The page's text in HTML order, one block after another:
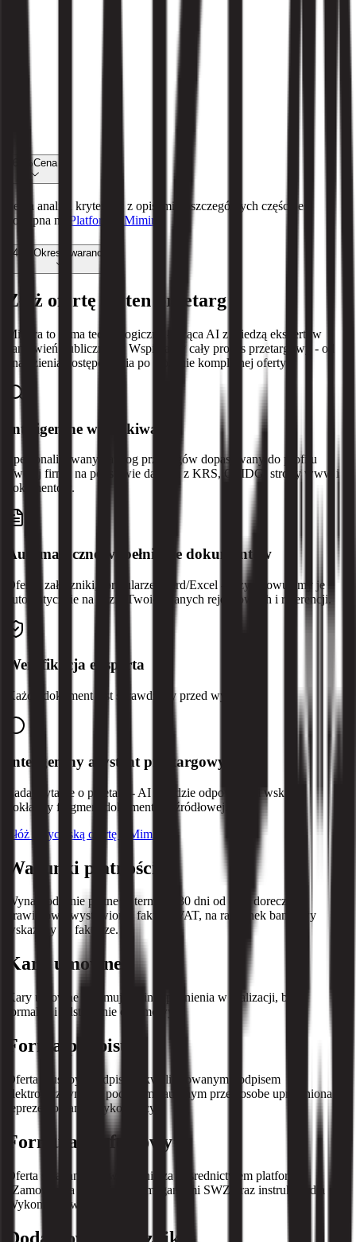
%Cena
Pełna analiza kryteriów z opisami poszczególnych części jest
dostępna na
Platformie Mimira
40 Okres gwarancji
Złóż ofertę na ten przetarg
Mimira to firma technologiczna łącząca AI z wiedzą ekspertów
zamówień publicznych. Wspieramy cały proces przetargowy - od
znalezienia postępowania po złożenie kompletnej oferty.
Inteligentne wyszukiwanie
Spersonalizowany katalog przetargów dopasowany do profilu
Twojej firmy na podstawie danych z KRS, CEIDG, strony www i
dokumentów.
Automatyczne wypełnianie dokumentów
Oferty, załączniki, formularze Word/Excel - przygotowujemy je
automatycznie na bazie Twoich danych rejestrowych i referencji.
Weryfikacja eksperta
Każdy dokument jest sprawdzany przed wysłaniem.
Inteligentny asystent przetargowy AI
Zadaj pytanie o przetarg - AI znajdzie odpowiedź i wskaże
dokładny fragment dokumentacji źródłowej.
Złóż zwycięską ofertę z Mimira
Warunki płatności
Wynagrodzenie platne w terminie 30 dni od daty doreczenia
prawidlowo wystawionej faktury VAT, na rachunek bankowy
wskazany na fakturze.
Kary umowne
Kary umowne obejmuja m.in. opoznienia w realizacji, braki
formalne i odstapienie od umowy.
Forma podpisu
Oferta musi byc podpisana kwalifikowanym podpisem
elektronicznym lub podpisem zaufanym przez osobe uprawniona do
reprezentowania Wykonawcy.
Formularz ofertowy
Oferta skladana jest wylacznie za posrednictwem platformy
eZamowienia zgodnie z wymaganiami SWZ oraz instrukcja dla
Wykonawcow.
Dodatkowe załączniki